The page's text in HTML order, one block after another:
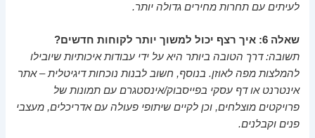
לעיתים עם תחרות מחירים גדולה יותר.
שאלה 6: איך רצף יכול למשוך יותר לקוחות חדשים?
תשובה: דרך הטובה ביותר היא על ידי עבודות איכותיות שיובילו
להמלצות מפה לאוזן. בנוסף, חשוב לבנות נוכחות דיגיטלית – אתר
אינטרנט או דף עסקי בפייסבוק/אינסטגרם עם תמונות של
פרויקטים מוצלחים, וכן לקיים שיתופי פעולה עם אדריכלים, מעצבי
פנים וקבלנים.